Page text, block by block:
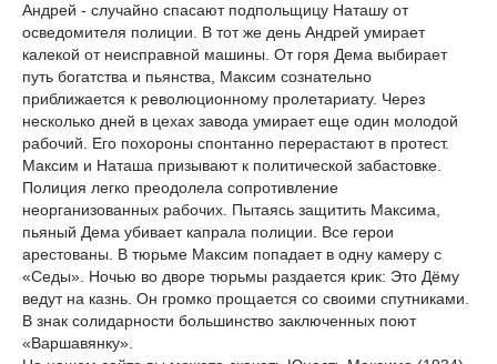
Андрей - случайно спасают подпольщицу Наташу от
осведомителя полиции. В тот же день Андрей умирает
калекой от неисправной машины. От горя Дема выбирает
путь богатства и пьянства, Максим сознательно
приближается к революционному пролетариату. Через
несколько дней в цехах завода умирает еще один молодой
рабочий. Его похороны спонтанно перерастают в протест.
Максим и Наташа призывают к политической забастовке.
Полиция легко преодолела сопротивление
неорганизованных рабочих. Пытаясь защитить Максима,
пьяный Дема убивает капрала полиции. Все герои
арестованы. В тюрьме Максим попадает в одну камеру с
«Седы». Ночью во дворе тюрьмы раздается крик: Это Дёму
ведут на казнь. Он громко прощается со своими спутниками.
В знак солидарности большинство заключенных поют
«Варшавянку».